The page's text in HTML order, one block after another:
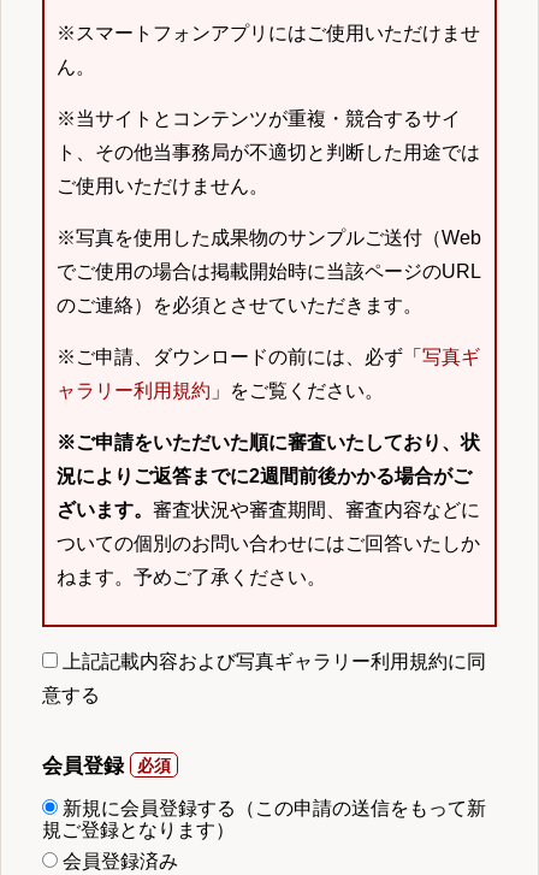
※スマートフォンアプリにはご使用いただけませ
ん。
※当サイトとコンテンツが重複・競合するサイ
ト、その他当事務局が不適切と判断した用途では
ご使用いただけません。
※写真を使用した成果物のサンプルご送付（Web
でご使用の場合は掲載開始時に当該ページのURL
のご連絡）を必須とさせていただきます。
※ご申請、ダウンロードの前には、必ず「 写真ギ
ャラリー利用規約 」をご覧ください。
※ご申請をいただいた順に審査いたしており、状
況によりご返答までに2週間前後かかる場合がご
ざいます。 審査状況や審査期間、審査内容などに
ついての個別のお問い合わせにはご回答いたしか
ねます。予めご了承ください。
上記記載内容および写真ギャラリー利用規約に同
意する
会員登録
新規に会員登録する（この申請の送信をもって新
規ご登録となります）
会員登録済み